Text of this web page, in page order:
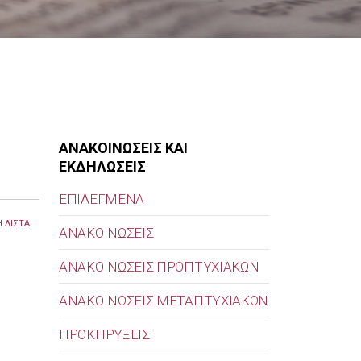
ΛΙΣΤΑ
ΑΝΑΚΟΙΝΩΣΕΙΣ ΚΑΙ
ΕΚΔΗΛΩΣΕΙΣ
ΕΠΙΛΕΓΜΕΝΑ
ΑΝΑΚΟΙΝΩΣΕΙΣ
ΑΝΑΚΟΙΝΩΣΕΙΣ ΠΡΟΠΤΥΧΙΑΚΩΝ
ΑΝΑΚΟΙΝΩΣΕΙΣ ΜΕΤΑΠΤΥΧΙΑΚΩΝ
ΠΡΟΚΗΡΥΞΕΙΣ